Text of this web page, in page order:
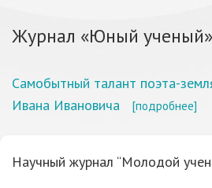
Журнал «Юный
Самобытный талант поэта-
Ивана Ивановича
[подробнее]
Научный журнал “Молодой